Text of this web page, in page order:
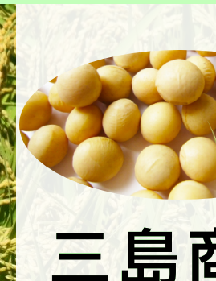
ホーム
会社の特長
会社情報
色彩選別機
昇降機